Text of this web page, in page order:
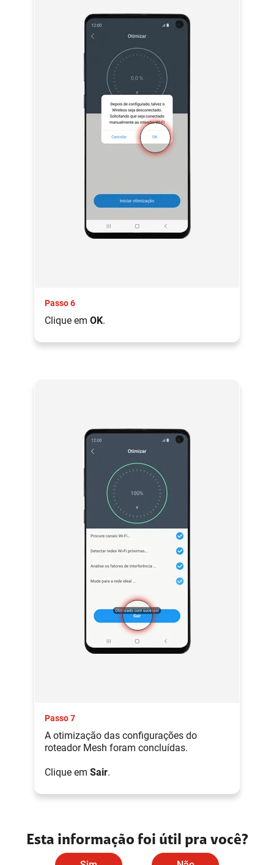
Passo 6
Clique em OK.
Passo 7
A otimização das configurações do
roteador Mesh foram concluídas.
Clique em Sair.
Esta informação foi útil pra você?